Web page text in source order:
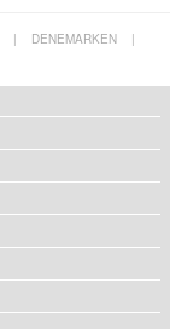
| DENEMARKEN
|